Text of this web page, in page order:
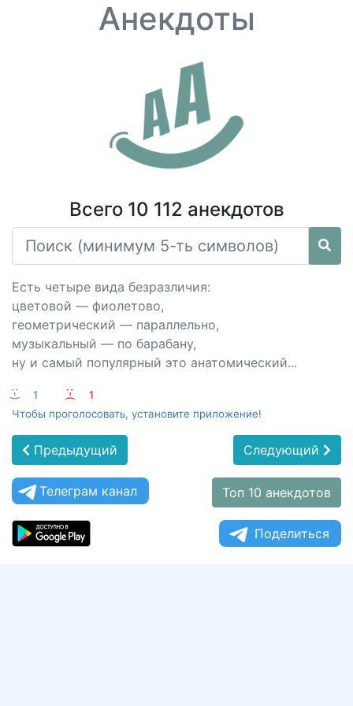
Анекдоты
Всего 10 112 анекдотов
Есть четыре вида безразличия:
цветовой — фиолетово,
геометрический — параллельно,
музыкальный — по барабану,
ну и самый популярный это анатомический...
:-) 1 :-(
1
Чтобы проголосовать, установите приложение!
Предыдущий Следующий
Телеграм канал Топ 10 анекдотов
Поделиться